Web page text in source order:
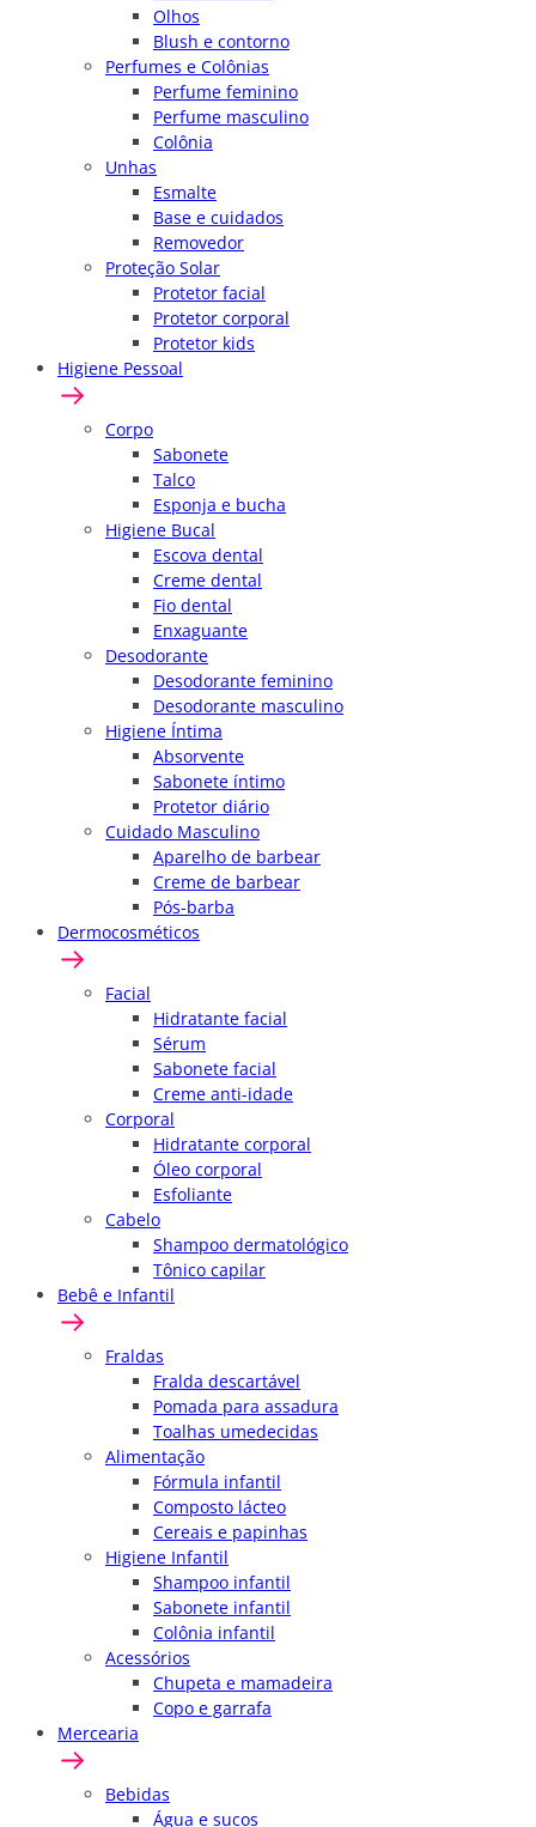
Olhos
Blush e contorno
Perfumes e Colônias
Perfume feminino
Perfume masculino
Colônia
Unhas
Esmalte
Base e cuidados
Removedor
Proteção Solar
Protetor facial
Protetor corporal
Protetor kids
Higiene Pessoal
Corpo
Sabonete
Talco
Esponja e bucha
Higiene Bucal
Escova dental
Creme dental
Fio dental
Enxaguante
Desodorante
Desodorante feminino
Desodorante masculino
Higiene Íntima
Absorvente
Sabonete íntimo
Protetor diário
Cuidado Masculino
Aparelho de barbear
Creme de barbear
Pós-barba
Dermocosméticos
Facial
Hidratante facial
Sérum
Sabonete facial
Creme anti-idade
Corporal
Hidratante corporal
Óleo corporal
Esfoliante
Cabelo
Shampoo dermatológico
Tônico capilar
Bebê e Infantil
Fraldas
Fralda descartável
Pomada para assadura
Toalhas umedecidas
Alimentação
Fórmula infantil
Composto lácteo
Cereais e papinhas
Higiene Infantil
Shampoo infantil
Sabonete infantil
Colônia infantil
Acessórios
Chupeta e mamadeira
Copo e garrafa
Mercearia
Bebidas
Água e sucos